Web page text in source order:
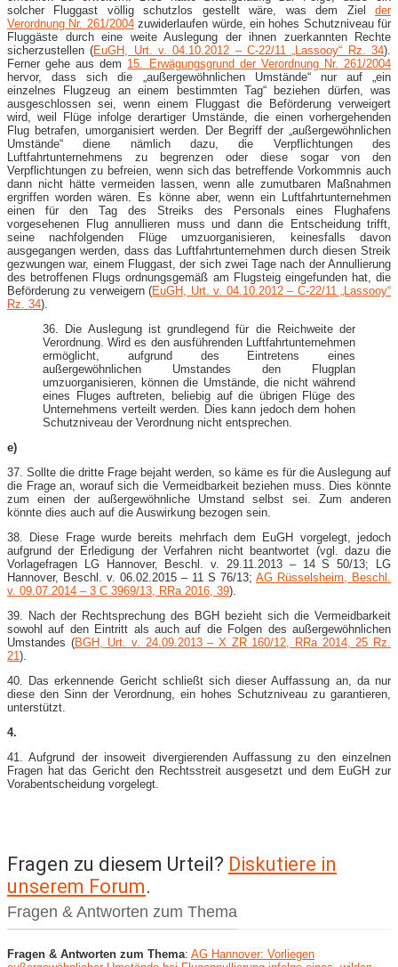
solcher Fluggast völlig schutzlos gestellt wäre, was dem Ziel der
Verordnung Nr. 261/2004zuwiderlaufen würde, ein hohes Schutzniveau für
Fluggäste durch eine weite Auslegung der ihnen zuerkannten Rechte
sicherzustellen (EuGH, Urt. v. 04.10.2012 – C-​22/11 „Lassooy“ Rz. 34).
Ferner gehe aus dem 15. Erwägungsgrund der Verordnung Nr. 261/2004
hervor, dass sich die „außergewöhnlichen Umstände“ nur auf „ein
einzelnes Flugzeug an einem bestimmten Tag“ beziehen dürfen, was
ausgeschlossen sei, wenn einem Fluggast die Beförderung verweigert
wird, weil Flüge infolge derartiger Umstände, die einen vorhergehenden
Flug betrafen, umorganisiert werden. Der Begriff der „außergewöhnlichen
Umstände“ diene nämlich dazu, die Verpflichtungen des
Luftfahrtunternehmens zu begrenzen oder diese sogar von den
Verpflichtungen zu befreien, wenn sich das betreffende Vorkommnis auch
dann nicht hätte vermeiden lassen, wenn alle zumutbaren Maßnahmen
ergriffen worden wären. Es könne aber, wenn ein Luftfahrtunternehmen
einen für den Tag des Streiks des Personals eines Flughafens
vorgesehenen Flug annullieren muss und dann die Entscheidung trifft,
seine nachfolgenden Flüge umzuorganisieren, keinesfalls davon
ausgegangen werden, dass das Luftfahrtunternehmen durch diesen Streik
gezwungen war, einem Fluggast, der sich zwei Tage nach der Annullierung
des betroffenen Flugs ordnungsgemäß am Flugsteig eingefunden hat, die
Beförderung zu verweigern (EuGH, Urt. v. 04.10.2012 – C-​22/11 „Lassooy“
Rz. 34).
36. Die Auslegung ist grundlegend für die Reichweite der
Verordnung. Wird es den ausführenden Luftfahrtunternehmen
ermöglicht, aufgrund des Eintretens eines
außergewöhnlichen Umstandes den Flugplan
umzuorganisieren, können die Umstände, die nicht während
eines Fluges auftreten, beliebig auf die übrigen Flüge des
Unternehmens verteilt werden. Dies kann jedoch dem hohen
Schutzniveau der Verordnung nicht entsprechen.
e)
37. Sollte die dritte Frage bejaht werden, so käme es für die Auslegung auf
die Frage an, worauf sich die Vermeidbarkeit beziehen muss. Dies könnte
zum einen der außergewöhnliche Umstand selbst sei. Zum anderen
könnte dies auch auf die Auswirkung bezogen sein.
38. Diese Frage wurde bereits mehrfach dem EuGH vorgelegt, jedoch
aufgrund der Erledigung der Verfahren nicht beantwortet (vgl. dazu die
Vorlagefragen LG Hannover, Beschl. v. 29.11.2013 – 14 S 50/13; LG
Hannover, Beschl. v. 06.02.2015 – 11 S 76/13; AG Rüsselsheim, Beschl.
v. 09.07.2014 – 3 C 3969/13, RRa 2016, 39).
39. Nach der Rechtsprechung des BGH bezieht sich die Vermeidbarkeit
sowohl auf den Eintritt als auch auf die Folgen des außergewöhnlichen
Umstandes (BGH, Urt. v. 24.09.2013 – X ZR 160/12, RRa 2014, 25 Rz.
21).
40. Das erkennende Gericht schließt sich dieser Auffassung an, da nur
diese den Sinn der Verordnung, ein hohes Schutzniveau zu garantieren,
unterstützt.
4.
41. Aufgrund der insoweit divergierenden Auffassung zu den einzelnen
Fragen hat das Gericht den Rechtsstreit ausgesetzt und dem EuGH zur
Vorabentscheidung vorgelegt.
Fragen zu diesem Urteil? Diskutiere in
unserem Forum.
Fragen & Antworten zum Thema
Fragen & Antworten zum Thema: AG Hannover: Vorliegen